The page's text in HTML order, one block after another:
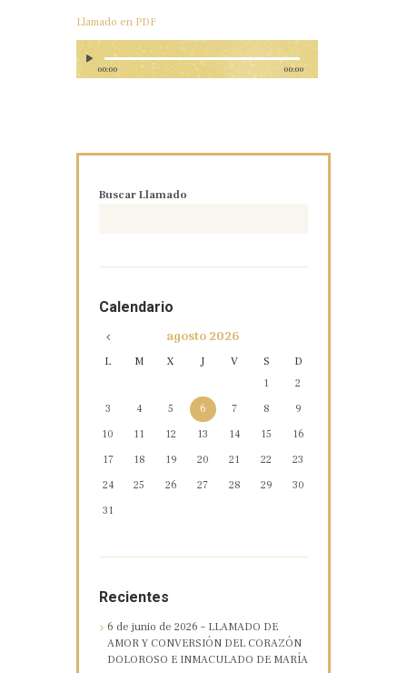
Llamado en PDF
00:00 00:00
Buscar Llamado
Calendario
agosto2026
L M X J V S
D
1
2
3
4 5 6 7 8
9
10
11 12 13 14 15
16
17
18 19 20 21 22
23
24
25 26 27 28 29
30
31
Recientes
6 de junio de 2026 – LLAMADO DE
AMOR Y CONVERSIÓN DEL CORAZÓN
DOLOROSO E INMACULADO DE MARÍA